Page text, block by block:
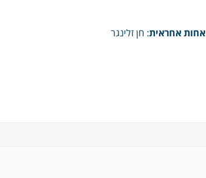
אחות אחראית: חן זלינגר